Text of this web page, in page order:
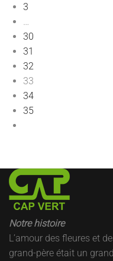
3
…
30
31
32
33
34
35
Notre histoire
L’amour des fleures et
grand-père était un